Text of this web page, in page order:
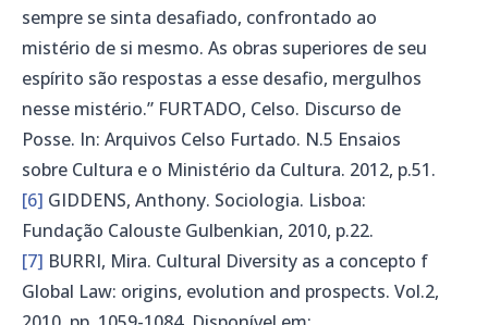
sempre se sinta desafiado, confrontado ao
mistério de si mesmo. As obras superiores de seu
espírito são respostas a esse desafio, mergulhos
nesse mistério.” FURTADO, Celso. Discurso de
Posse. In: Arquivos Celso Furtado. N.5 Ensaios
sobre Cultura e o Ministério da Cultura. 2012, p.51.
[6] GIDDENS, Anthony. Sociologia. Lisboa:
Fundação Calouste Gulbenkian, 2010, p.22.
[7] BURRI, Mira. Cultural Diversity as a concepto f
Global Law: origins, evolution and prospects. Vol.2,